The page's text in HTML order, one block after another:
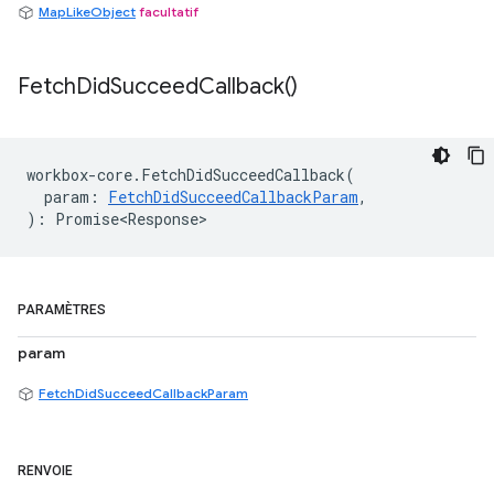
MapLikeObject facultatif
FetchDidSucceedCallback()
workbox-core. FetchDidSucceedCallback(
param : FetchDidSucceedCallbackParam,
) : Promise<Response>
PARAMÈTRES
param
FetchDidSucceedCallbackParam
RENVOIE